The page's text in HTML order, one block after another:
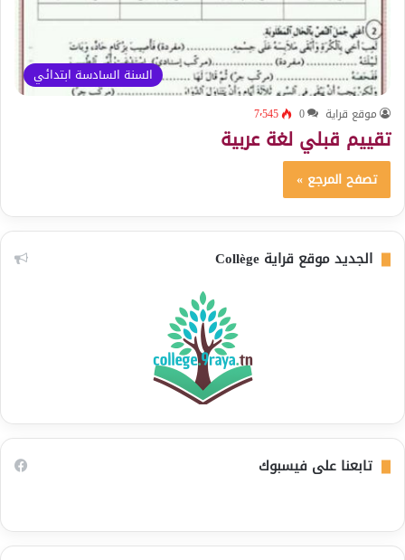
السنة السادسة ابتدائي
موقع قراية 0 7٬545
تقييم قبلي لغة عربية
تصفح المرجع »
الجديد موقع قراية Collège
تابعنا على فيسبوك